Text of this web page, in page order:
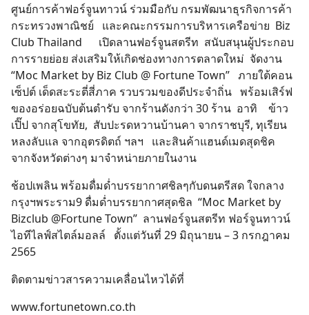
ศูนย์การค้าฟอร์จูนทาวน์ ร่วมมือกับ กรมพัฒนาธุรกิจการค้า
กระทรวงพาณิชย์ และคณะกรรมการบริหารเครือข่าย Biz
Club Thailand เปิดลานฟอร์จูนสตรีท สนับสนุนผู้ประกอบ
การรายย่อย ส่งเสริมให้เกิดช่องทางการตลาดใหม่ จัดงาน
“Moc Market by Biz Club @ Fortune Town” ภายใต้คอน
เซ็ปต์ เด็ดสะระตี่สี่ภาค รวบรวมของดีประจำถิ่น พร้อมเสิร์ฟ
ของอร่อยฉบับต้นตำรับ จากร้านดังกว่า 30 ร้าน อาทิ ข้าว
เปิ๊ป จากสุโขทัย, สับปะรดหวานบ้านคา จากราชบุรี, ทุเรียน
หลงลับแล จากอุตรดิตถ์ ฯลฯ และสินค้าแฮนด์เมดสุดชิค
จากจังหวัดต่างๆ มาจำหน่ายภายในงาน
ช้อปเพลิน พร้อมดื่มด่ำบรรยากาศชิลๆกับดนตรีสด ใจกลาง
กรุงฯพระราม9 ดื่มด่ำบรรยากาศสุดชิล “Moc Market by
Bizclub @Fortune Town” ลานฟอร์จูนสตรีท ฟอร์จูนทาวน์
ไอทีไลฟ์สไตล์มอลล์ ตั้งแต่วันที่ 29 มิถุนายน – 3 กรกฎาคม
2565
ติดตามข่าวสารความเคลื่อนไหวได้ที่
www.fortunetown.co.th